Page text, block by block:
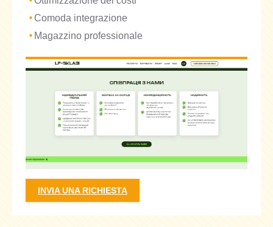
Comoda integrazione
Magazzino professionale
INVIA UNA RICHIESTA